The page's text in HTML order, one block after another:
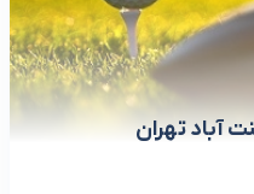
آباد تهران